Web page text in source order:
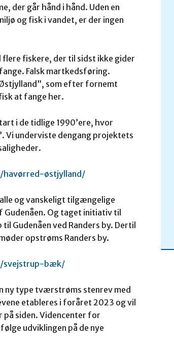
der går hånd i hånd. Uden en
og fisk i vandet, er der ingen
fiskere, der til sidst ikke gider
Falsk martkedsføring.
som efter fornemt
at fange her.
i de tidlige 1990’ere, hvor
Vi underviste dengang projektets
østjylland/
og vanskeligt tilgængelige
Gudenåen. Og taget initiativ til
Gudenåen ved Randers by. Dertil
opstrøms Randers by.
svejstrup-bæk/
ny type tværstrøms stenrev med
etableres i foråret 2023 og vil
siden. Videncenter for
udviklingen på de nye